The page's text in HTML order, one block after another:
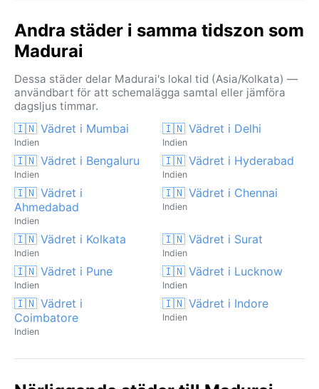
Andra städer i samma tidszon som
Madurai
Dessa städer delar Madurai's lokal tid (Asia/Kolkata) —
användbart för att schemalägga samtal eller jämföra
dagsljus timmar.
🇮🇳 Vädret i Mumbai
Indien
🇮🇳 Vädret i Delhi
Indien
🇮🇳 Vädret i Bengaluru
Indien
🇮🇳 Vädret i Hyderabad
Indien
🇮🇳 Vädret i
Ahmedabad
Indien
🇮🇳 Vädret i Chennai
Indien
🇮🇳 Vädret i Kolkata
Indien
🇮🇳 Vädret i Surat
Indien
🇮🇳 Vädret i Pune
Indien
🇮🇳 Vädret i Lucknow
Indien
🇮🇳 Vädret i
Coimbatore
Indien
🇮🇳 Vädret i Indore
Indien